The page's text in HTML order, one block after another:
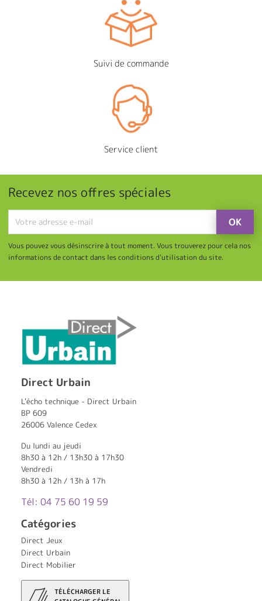
Suivi de commande
Service client
Recevez nos offres spéciales
Vous pouvez vous désinscrire à tout moment. Vous trouverez pour cela nos
informations de contact dans les conditions d'utilisation du site.
Direct Urbain
L'écho technique - Direct Urbain
BP 609
26006 Valence Cedex
Du lundi au jeudi
8h30 à 12h / 13h30 à 17h30
Vendredi
8h30 à 12h / 13h à 17h
Tél: 04 75 60 19 59
Catégories
Direct Jeux
Direct Urbain
Direct Mobilier
TÉLÉCHARGER LE